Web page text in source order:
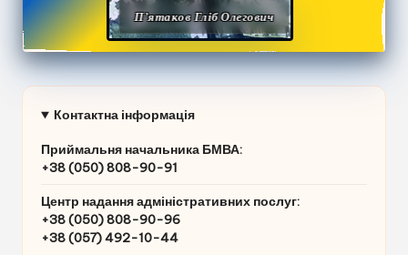
П’ятаков Гліб Олегович
Контактна інформація
Приймальня начальника БМВА:
+38 (050) 808-90-91
Центр надання адміністративних послуг:
+38 (050) 808-90-96
+38 (057) 492-10-44